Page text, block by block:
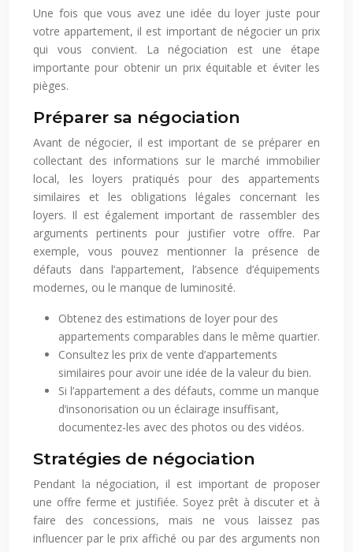
Une fois que vous avez une idée du loyer juste pour
votre appartement, il est important de négocier un prix
qui vous convient. La négociation est une étape
importante pour obtenir un prix équitable et éviter les
pièges.
Préparer sa négociation
Avant de négocier, il est important de se préparer en
collectant des informations sur le marché immobilier
local, les loyers pratiqués pour des appartements
similaires et les obligations légales concernant les
loyers. Il est également important de rassembler des
arguments pertinents pour justifier votre offre. Par
exemple, vous pouvez mentionner la présence de
défauts dans l’appartement, l’absence d’équipements
modernes, ou le manque de luminosité.
Obtenez des estimations de loyer pour des
appartements comparables dans le même quartier.
Consultez les prix de vente d’appartements
similaires pour avoir une idée de la valeur du bien.
Si l’appartement a des défauts, comme un manque
d’insonorisation ou un éclairage insuffisant,
documentez-les avec des photos ou des vidéos.
Stratégies de négociation
Pendant la négociation, il est important de proposer
une offre ferme et justifiée. Soyez prêt à discuter et à
faire des concessions, mais ne vous laissez pas
influencer par le prix affiché ou par des arguments non